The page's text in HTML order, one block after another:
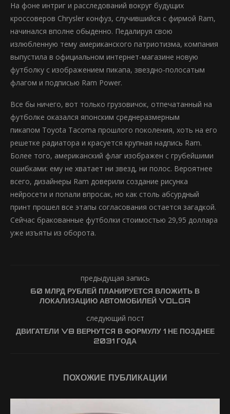
На фоне интриг и расследований вокруг будущих
кроссоверов Chrysler конфуз, случившийся с фирмой Ram,
начинался вполне обыденно. Педалируя свою
излюбленную тему американского патриотизма, компания
выпустила в официальном интернет-магазине новую
футболку с изображением пикапа, звездно-полосатым
флагом и подписью Ram Power.
Все бы ничего, вот только грузовичок, отпечатанный на
футболке оказался японским среднеразмерным
пикапом Toyota Tacoma прошлого поколения, хоть на его
решетке радиатора и красуется крупная надпись Ram.
Более того, американский флаг изображен с грубейшими
ошибками: ему не хватает ни звезд, ни полос. Вероятнее
всего, дизайнеры Ram доверили создание рисунка
нейросети и попали впросак, но как столь абсурдный
принт прошел все этапы согласования остается загадкой.
Сейчас бракованные футболки стоимостью 29,95 доллара
уже изъяты из оборота.
предыдущая запись
60 МЛРД РУБЛЕЙ ПЛАНИРУЕТСЯ ВЛОЖИТЬ В
ЛОКАЛИЗАЦИЮ АВТОМОБИЛЕЙ VOLGA
следующий пост
ДВИГАТЕЛИ V8 ВЕРНУТСЯ В ФОРМУЛУ 1 НЕ ПОЗДНЕЕ
2031 ГОДА
ПОХОЖИЕ ПУБЛИКАЦИИ